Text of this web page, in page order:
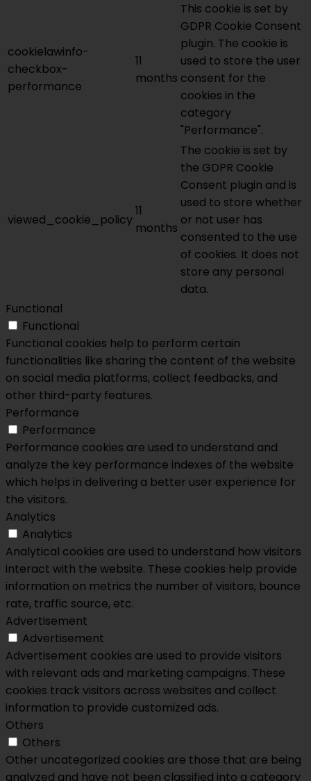
cookielawinfo-
checkbox-
performance
11
months
This cookie is set by
GDPR Cookie Consent
plugin. The cookie is
used to store the user
consent for the
cookies in the
category
"Performance".
viewed_cookie_policy
11
months
The cookie is set by
the GDPR Cookie
Consent plugin and is
used to store whether
or not user has
consented to the use
of cookies. It does not
store any personal
data.
Functional
Functional
Functional cookies help to perform certain
functionalities like sharing the content of the website
on social media platforms, collect feedbacks, and
other third-party features.
Performance
Performance
Performance cookies are used to understand and
analyze the key performance indexes of the website
which helps in delivering a better user experience for
the visitors.
Analytics
Analytics
Analytical cookies are used to understand how visitors
interact with the website. These cookies help provide
information on metrics the number of visitors, bounce
rate, traffic source, etc.
Advertisement
Advertisement
Advertisement cookies are used to provide visitors
with relevant ads and marketing campaigns. These
cookies track visitors across websites and collect
information to provide customized ads.
Others
Others
Other uncategorized cookies are those that are being
analyzed and have not been classified into a category